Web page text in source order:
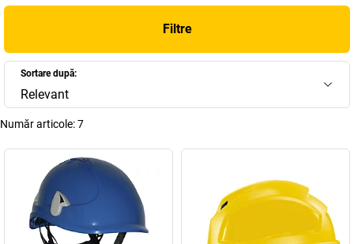
Filtre
Sortare după:
Relevant
Număr articole:7